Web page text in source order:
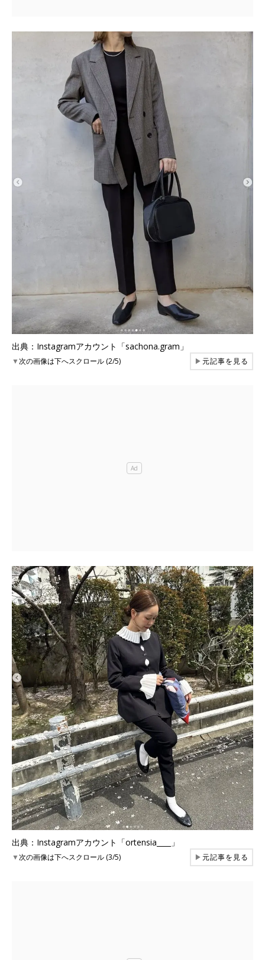
出典：Instagramアカウント「sachona.gram」
▼次の画像は下へスクロール (2/5) ▶元記事を見る
出典：Instagramアカウント「ortensia____」
▼次の画像は下へスクロール (3/5) ▶元記事を見る